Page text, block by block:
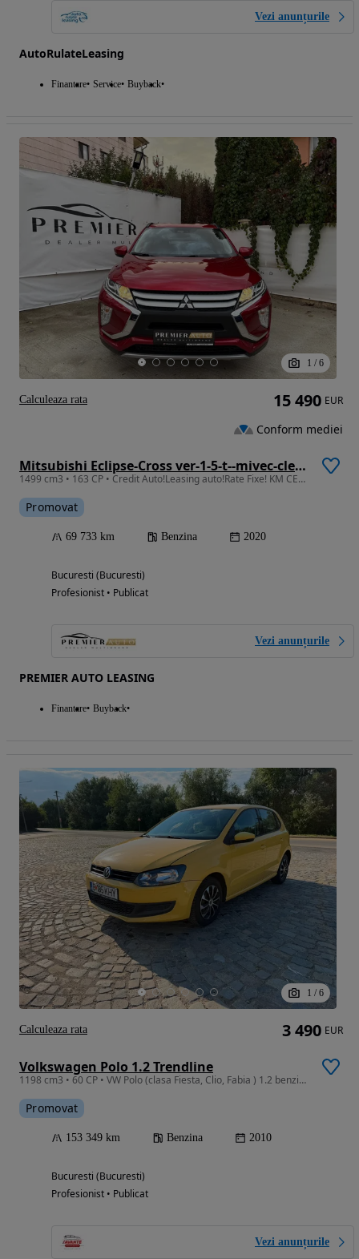
Vezi anunțurile
AutoRulateLeasing
Finantare Service Buyback
1 / 6
Mitsubishi Eclipse-Cross ver-1-5-t--mivec-cleartec-2wd-activeplus
1499 cm3 • 163 CP • Credit Auto!Leasing auto!Rate Fixe! KM CERTIFICATI!
Promovat
69 733 km Benzina 2020
Bucuresti (Bucuresti)
Profesionist • Publicat
Vezi anunțurile
PREMIER AUTO LEASING
Finantare Buyback
15 490 EUR
Conform mediei
Calculeaza rata
1 / 6
Volkswagen Polo 1.2 Trendline
1198 cm3 • 60 CP • VW Polo (clasa Fiesta, Clio, Fabia ) 1.2 benzina 60 CP Euro 5
Promovat
153 349 km Benzina 2010
Bucuresti (Bucuresti)
Profesionist • Publicat
Vezi anunțurile
3 490 EUR
Calculeaza rata